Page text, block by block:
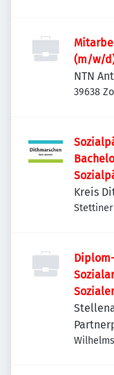
(m/w/
NTN
39638
Dienst
Kreis
Stettiner